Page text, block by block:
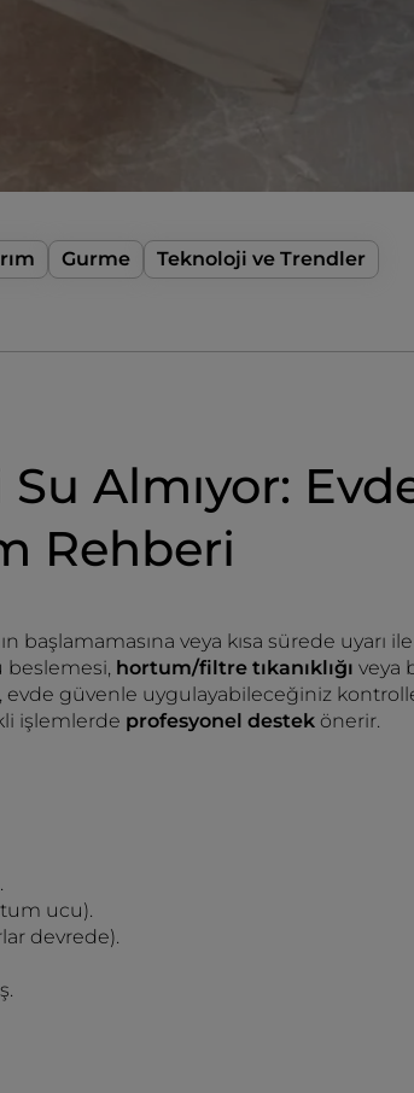
Gurme Teknoloji ve Trendler
Almıyor:
Rehberi
başlamamasına veya kısa sürede uyarı
beslemesi, hortum/filtre tıkanıklığı veya
evde güvenle uygulayabileceğiniz
işlemlerde profesyonel destek önerir.
ucu).
devrede).